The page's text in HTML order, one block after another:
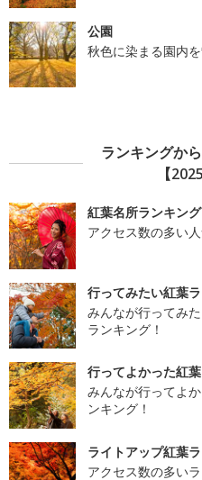
公園
秋色に染まる園内
ランキングか
【
紅葉名所ランキング
アクセス数の多い
行ってみたい紅葉
みんなが行ってみ
ランキング！
行ってよかった紅
みんなが行ってよ
ンキング！
ライトアップ紅葉
アクセス数の多い